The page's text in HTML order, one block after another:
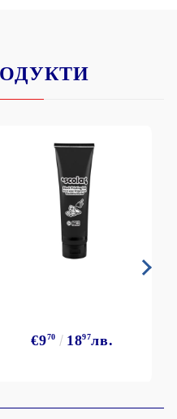
€970 1897лв.